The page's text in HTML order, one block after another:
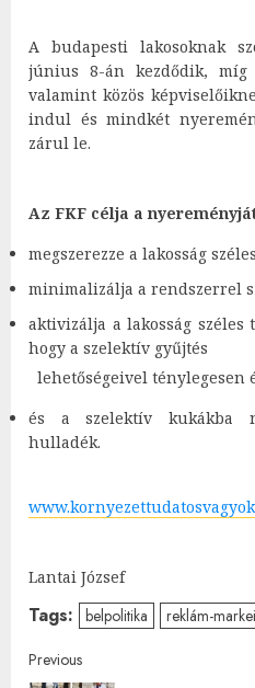
A budapesti lakosoknak
június 8-án kezdődik, míg
valamint közös
indul és mindkét
zárul le.
Az FKF célja a
megszerezze a lakosság
minimalizálja a rendszerrel
aktivizálja a lakosság széles
hogy a szelektív gyűjtés
lehetőségeivel ténylegesen
és a szelektív kukákba
hulladék.
Lantai József
Tags: belpolitika reklám-
Post
Previous